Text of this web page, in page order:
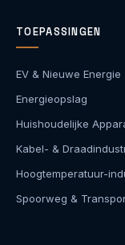
TOEPASSINGEN
EV & Nieuwe Energie
Energieopslag
Huishoudelijke
Kabel- &
Hoogtemperatuur-
Spoorweg &